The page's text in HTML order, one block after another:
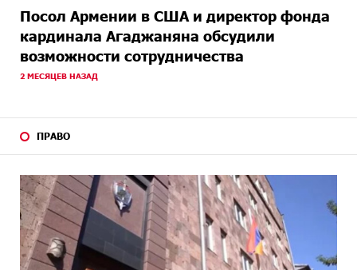
Посол Армении в США и директор фонда
кардинала Агаджаняна обсудили
возможности сотрудничества
2 МЕСЯЦЕВ НАЗАД
ПРАВО